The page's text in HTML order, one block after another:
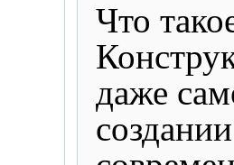
Что
даже